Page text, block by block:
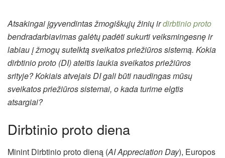
Atsakingai įgyvendintas žmogiškųjų žinių irdirbtinio proto
bendradarbiavimas galėtų padėti sukurti veiksmingesnę ir
labiau į žmogų sutelktą sveikatos priežiūros sistemą. Kokia
dirbtinio proto (DI) ateitis laukia sveikatos priežiūros
srityje? Kokiais atvejais DI gali būti naudingas mūsų
sveikatos priežiūros sistemai, o kada turime elgtis
atsargiai?
Dirbtinio proto diena
Minint Dirbtinio proto dieną (AI Appreciation Day), Europos